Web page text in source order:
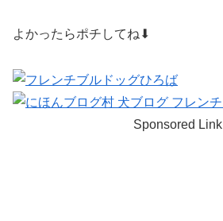
よかったらポチしてね⬇︎
Sponsored Link